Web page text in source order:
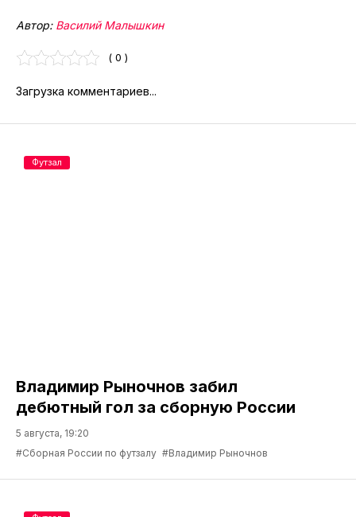
Автор: Василий Малышкин
( 0 )
Загрузка комментариев...
Владимир Рыночнов забил
дебютный гол за сборную России
5 августа, 19:20
#Сборная России по футзалу #Владимир Рыночнов
Футзал